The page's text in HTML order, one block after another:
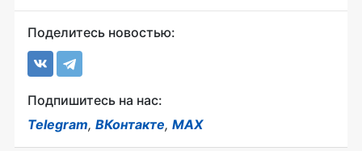
Поделитесь новостью:
Подпишитесь на нас:
Telegram, ВКонтакте, MAX